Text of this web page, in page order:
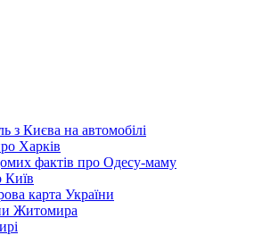
з Києва на автомобілі
Харків
фактів про Одесу-маму
Київ
карта України
Житомира